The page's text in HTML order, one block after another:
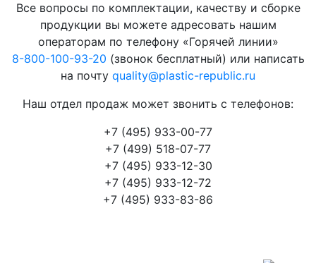
Все вопросы по комплектации, качеству и сборке
продукции вы можете адресовать нашим
операторам по телефону «Горячей линии»
8-800-100-93-20 (звонок бесплатный) или написать
на почту quality@plastic-republic.ru
Наш отдел продаж может звонить с телефонов:
+7 (495) 933-00-77
+7 (499) 518-07-77
+7 (495) 933-12-30
+7 (495) 933-12-72
+7 (495) 933-83-86